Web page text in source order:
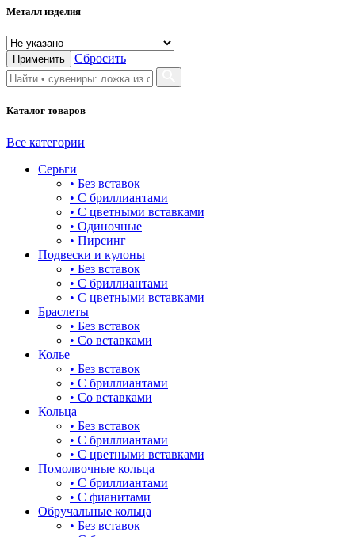
Металл изделия
Применить Сбросить
Каталог товаров
Все категории
Серьги
• Без вставок
• С бриллиантами
• С цветными вставками
• Одиночные
• Пирсинг
Подвески и кулоны
• Без вставок
• С бриллиантами
• С цветными вставками
Браслеты
• Без вставок
• Со вставками
Колье
• Без вставок
• С бриллиантами
• Со вставками
Кольца
• Без вставок
• С бриллиантами
• С цветными вставками
Помолвочные кольца
• С бриллиантами
• С фианитами
Обручальные кольца
• Без вставок